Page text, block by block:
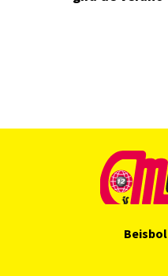
Beisbol